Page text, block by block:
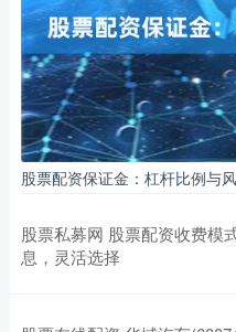
股票配资保证金：杠杆比例与
股票私募网 股票配资收费模
息，灵活选择